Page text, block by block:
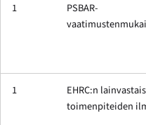
1
PSBAR-
1
EHRC:n
toimenpiteiden